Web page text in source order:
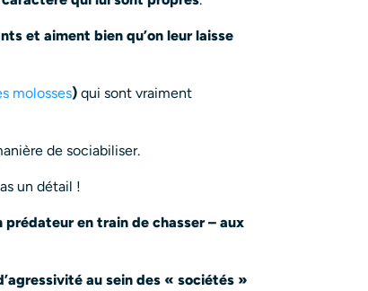
et aiment bien qu’on leur laisse
molosses) qui sont vraiment
de sociabiliser.
un détail !
prédateur en train de chasser – aux
au sein des « sociétés »